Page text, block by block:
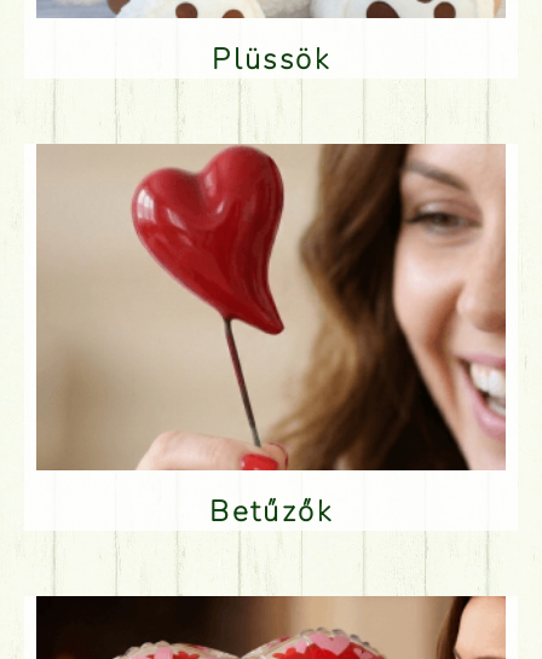
Plüssök
Betűzők